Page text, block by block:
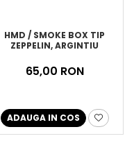
HMD / SMOKE BOX TIP
ZEPPELIN, ARGINTIU
65,00 RON
ADAUGA IN COS